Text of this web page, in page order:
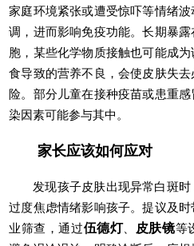
家庭环境紧张或遭受惊吓等情绪
调，进而影响免疫功能。长期暴
胞，某些化学物质接触也可能成
食导致的营养不良，会使皮肤失
险。部分儿童在接种疫苗或患重
染因素可能参与其中。
家长应该如何应对
发现孩子皮肤出现异常白斑
过度焦虑情绪影响孩子。提议及
业筛查，通过伍德灯、 皮肤镜等